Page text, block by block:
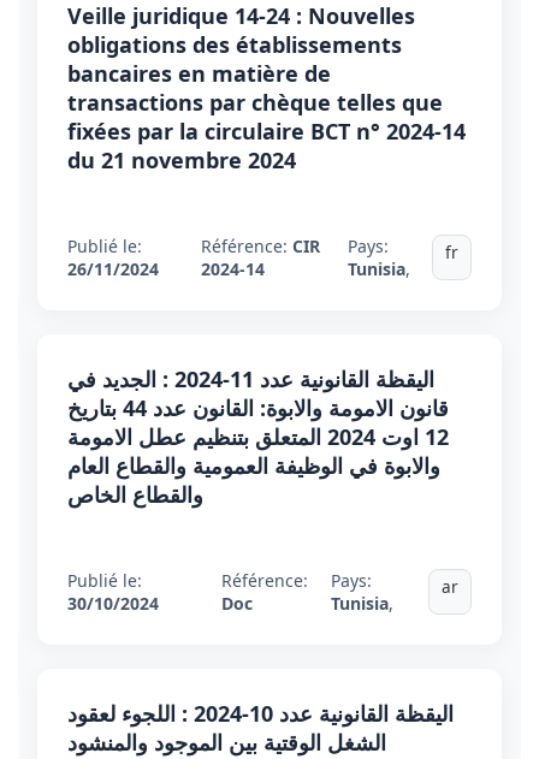
Veille juridique 14-24 : Nouvelles
obligations des établissements
bancaires en matière de
transactions par chèque telles que
fixées par la circulaire BCT n° 2024-14
du 21 novembre 2024
Publié le:
26/11/2024
Référence: CIR
2024-14
Pays:
Tunisia,
fr
اليقظة القانونية عدد 11-2024 : الجديد في
قانون الامومة والابوة: القانون عدد 44 بتاريخ
12 اوت 2024 المتعلق بتنظيم عطل الامومة
والابوة في الوظيفة العمومية والقطاع العام
والقطاع الخاص
Publié le:
30/10/2024
Référence:
Doc
Pays:
Tunisia,
ar
اليقظة القانونية عدد 10-2024 : اللجوء لعقود
الشغل الوقتية بين الموجود والمنشود